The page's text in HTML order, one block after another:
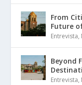
From
Future
Entrevista,
Beyond
Entrevista,